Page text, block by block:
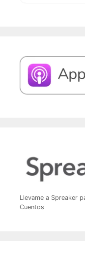
Llevame a Spreaker
Cuentos